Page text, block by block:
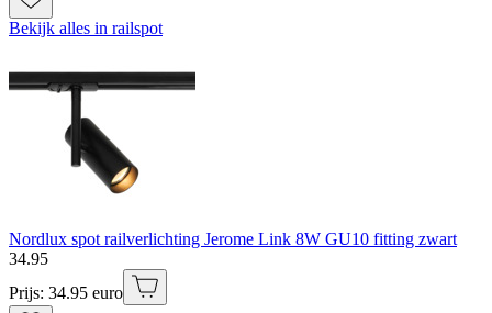
Bekijk alles in railspot
Nordlux spot railverlichting Jerome Link 8W GU10 fitting zwart
34.95
Prijs: 34.95 euro